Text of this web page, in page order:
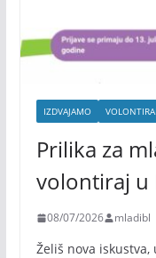
IZDVAJAMO
Prilika za
volontiraj u
08/07/2026 mladibl
Želiš nova